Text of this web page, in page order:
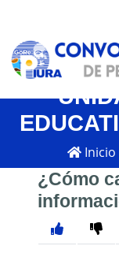
Inicio
¿Cómo